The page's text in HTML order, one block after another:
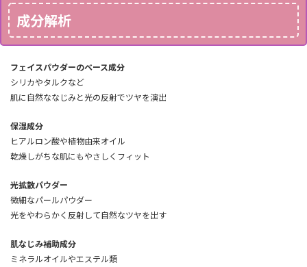
成分解析
フェイスパウダーのベース成分
シリカやタルクなど
肌に自然ななじみと光の反射でツヤを演出
保湿成分
ヒアルロン酸や植物由来オイル
乾燥しがちな肌にもやさしくフィット
光拡散パウダー
微細なパールパウダー
光をやわらかく反射して自然なツヤを出す
肌なじみ補助成分
ミネラルオイルやエステル類